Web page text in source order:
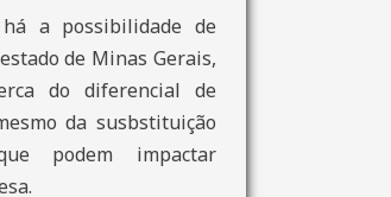
a possibilidade de
de Minas Gerais,
do diferencial de
da susbstituição
podem impactar